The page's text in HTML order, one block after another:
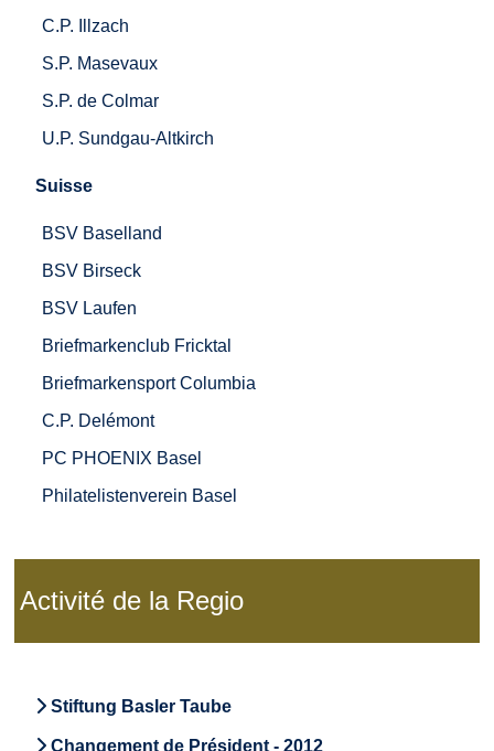
C.P. Illzach
S.P. Masevaux
S.P. de Colmar
U.P. Sundgau-Altkirch
Suisse
BSV Baselland
BSV Birseck
BSV Laufen
Briefmarkenclub Fricktal
Briefmarkensport Columbia
C.P. Delémont
PC PHOENIX Basel
Philatelistenverein Basel
Activité de la Regio
Stiftung Basler Taube
Changement de Président - 2012